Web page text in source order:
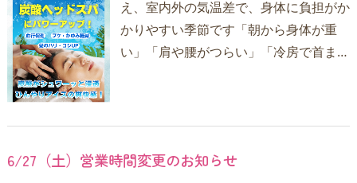
え、室内外の気温差で、身体に負担がか
かりやすい季節です「朝から身体が重
い」「肩や腰がつらい」「冷房で首ま…
6/27（土）営業時間変更のお知らせ